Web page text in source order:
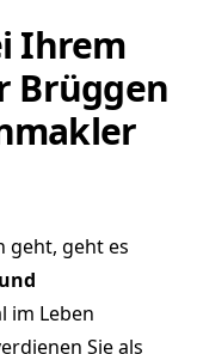
Ihrem
Brüggen
geht, geht es
im Leben
Sie als